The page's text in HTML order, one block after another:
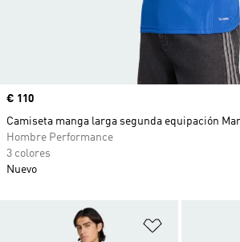
Añadir a la
Precio
€ 110
Camiseta manga larga segunda equipación
Hombre Performance
3 colores
Nuevo